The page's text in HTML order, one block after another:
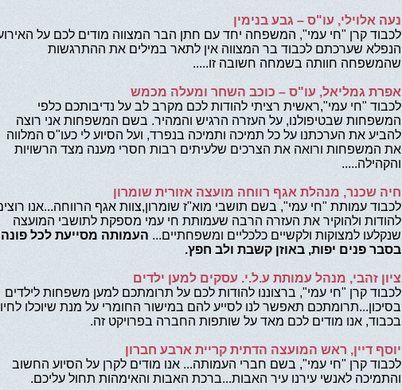
נעה אלוילי, עו"ס – גבע בנימין
לכבוד קרן "חי עמי", המשפחה יחד עם חתן הבר המצווה מודים לכם על
הנפלא שערכתם לכבוד בר המצווה אין לתאר במילים את ההתרגשות
שהמשפחה חוותה בשמחה חשובה זו.....
אפרת גמליאל, עו"ס – כוכב השחר ומעלה מכמש
לכבוד "חי עמי",ראשית רציתי להודות לכם מקרב לב על נדיבותכם כלפי
המשפחות שבטיפולנו, על העזרה הרגיש והמהיר. בשם המשפחות אני רוצה
להביע את הערכתנו על כל תמיכה ותמיכה בנפרד, ועל הסיוע לי כעו"ס המלווה
את המשפחות ורואה את הצרכים שלעיתים רבות חסרי מענה מצד הרשויות
והקהילה.....
חיה שכנר, מנהלת אגף רווחה מועצה אזורית שומרון
לכבוד עמותת "חי עמי", בשם תושבי מוא"ז שומרון,צוות אגף הרווחה...אנו
להודות ולהוקיר את העזרה הרבה שעמותת חי עמי מספקת לתושבי המועצה
שנקלעו למצוקות ולקשיים כלכליים ומשפחתיים... העמותה מסייעת לכל פונה
בסבר פנים יפות, באוזן קשבת ולב חפץ.
ציון זהבי, מנהל עמותת ע.ל.י. עסקים למען ילדים
לכבוד קרן "חי עמי", ברצוננו להודות לכם על תרומתכם למען משפחות לילדים
בסיכון...תרומתכם תאפשר לנו לסייע להם במישור החומרי על מנת שיוכלו
בכבוד, אנו מודים לכם מאד על שותפות החברה בפרויקט זה.
יוסף דיין, ראש המועצה הדתית קריית ארבע חברון
לכבוד קרן "חי עמי", בשם חברי העמותה... אנו מודים לקרן על הסיוע החשוב
והתמיכה לאנשי עירנו עיר האבות...ברכת האבות והאימהות תחול עליכם.